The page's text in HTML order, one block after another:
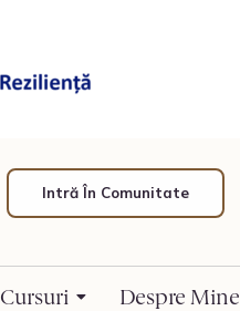
Intră În Comunitate
Cursuri Despre Mine